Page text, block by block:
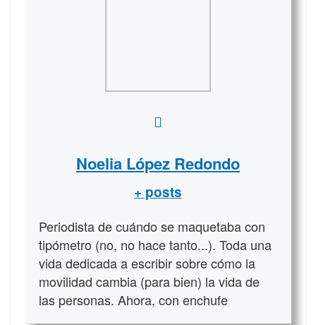
Noelia López Redondo
+ posts
Periodista de cuándo se maquetaba con
tipómetro (no, no hace tanto...). Toda una
vida dedicada a escribir sobre cómo la
movilidad cambia (para bien) la vida de
las personas. Ahora, con enchufe